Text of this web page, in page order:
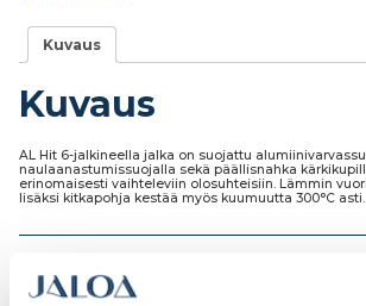
Kuvaus
Kuvaus
AL Hit 6-jalkineella jalka on suojattu
naulaanastumissuojalla sekä päällisnahka
erinomaisesti vaihteleviin olosuhteisiin. Lämmin
lisäksi kitkapohja kestää myös kuumuutta 300°C asti.